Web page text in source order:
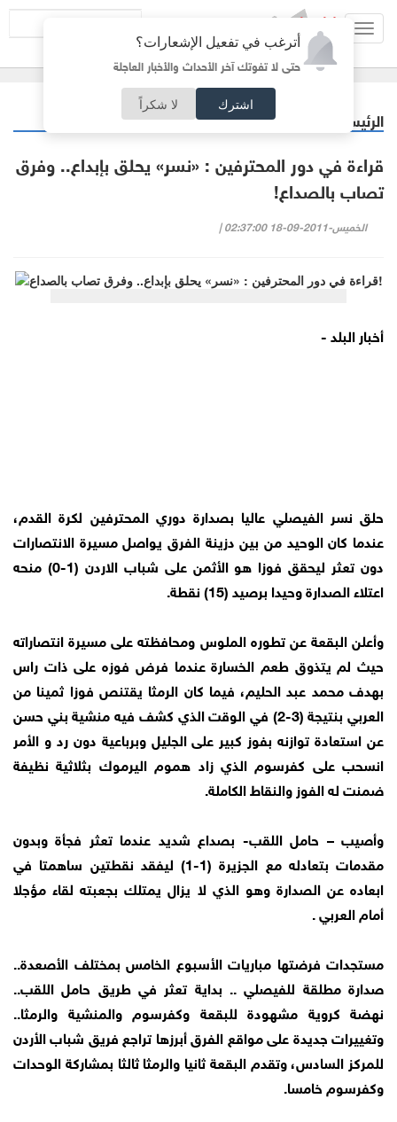
أترغب في تفعيل الإشعارات؟
حتى لا تفوتك آخر الأحداث والأخبار العاجلة
اشترك لا شكراً
الرئيسية
قراءة في دور المحترفين : «نسر» يحلق بإبداع.. وفرق
تصاب بالصداع!
الخميس-2011-09-18 02:37:00 |
أخبار البلد -
حلق نسر الفيصلي عاليا بصدارة دوري المحترفين لكرة القدم،
عندما كان الوحيد من بين دزينة الفرق يواصل مسيرة الانتصارات
دون تعثر ليحقق فوزا هو الأثمن على شباب الاردن (1-0) منحه
اعتلاء الصدارة وحيدا برصيد (15) نقطة.
وأعلن البقعة عن تطوره الملوس ومحافظته على مسيرة انتصاراته
حيث لم يتذوق طعم الخسارة عندما فرض فوزه على ذات راس
بهدف محمد عبد الحليم، فيما كان الرمثا يقتنص فوزا ثمينا من
العربي بنتيجة (3-2) في الوقت الذي كشف فيه منشية بني حسن
عن استعادة توازنه بفوز كبير على الجليل وبرباعية دون رد و الأمر
انسحب على كفرسوم الذي زاد هموم اليرموك بثلاثية نظيفة
ضمنت له الفوز والنقاط الكاملة.
وأصيب – حامل اللقب- بصداع شديد عندما تعثر فجأة وبدون
مقدمات بتعادله مع الجزيرة (1-1) ليفقد نقطتين ساهمتا في
ابعاده عن الصدارة وهو الذي لا يزال يمتلك بجعبته لقاء مؤجلا
أمام العربي .
مستجدات فرضتها مباريات الأسبوع الخامس بمختلف الأصعدة..
صدارة مطلقة للفيصلي .. بداية تعثر في طريق حامل اللقب..
نهضة كروية مشهودة للبقعة وكفرسوم والمنشية والرمثا..
وتغييرات جديدة على مواقع الفرق أبرزها تراجع فريق شباب الأردن
للمركز السادس، وتقدم البقعة ثانيا والرمثا ثالثا بمشاركة الوحدات
وكفرسوم خامسا.